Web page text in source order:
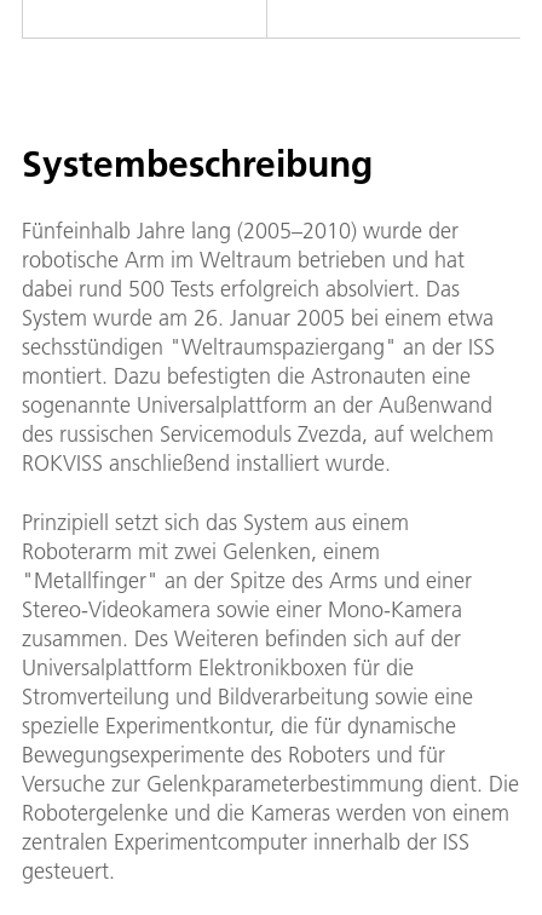
Systembeschreibung
Fünfeinhalb Jahre lang (2005–2010) wurde der
robotische Arm im Weltraum betrieben und hat
dabei rund 500 Tests erfolgreich absolviert. Das
System wurde am 26. Januar 2005 bei einem etwa
sechsstündigen "Weltraumspaziergang" an der ISS
montiert. Dazu befestigten die Astronauten eine
sogenannte Universalplattform an der Außenwand
des russischen Servicemoduls Zvezda, auf welchem
ROKVISS anschließend installiert wurde.
Prinzipiell setzt sich das System aus einem
Roboterarm mit zwei Gelenken, einem
"Metallfinger" an der Spitze des Arms und einer
Stereo-Videokamera sowie einer Mono-Kamera
zusammen. Des Weiteren befinden sich auf der
Universalplattform Elektronikboxen für die
Stromverteilung und Bildverarbeitung sowie eine
spezielle Experimentkontur, die für dynamische
Bewegungsexperimente des Roboters und für
Versuche zur Gelenkparameterbestimmung dient. Die
Robotergelenke und die Kameras werden von einem
zentralen Experimentcomputer innerhalb der ISS
gesteuert.